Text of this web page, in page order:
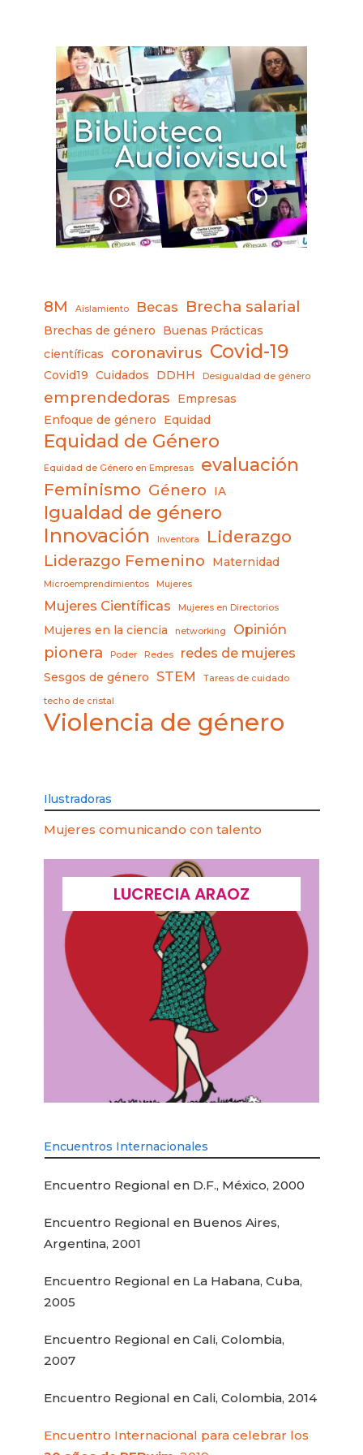
8M Aislamiento Becas Brecha salarial
Brechas de género
Buenas Prácticas
científicas
coronavirus Covid-19
Covid19 Cuidados DDHH Desigualdad de género
emprendedoras
Empresas
Enfoque de género
Equidad
Equidad de Género
Equidad de Género en Empresas evaluación
Feminismo Género IA
Igualdad de género
Innovación Inventora Liderazgo
Liderazgo Femenino Maternidad
Microemprendimientos Mujeres
Mujeres Científicas Mujeres en Directorios
Mujeres en la ciencia networking Opinión
pionera Poder Redes redes de mujeres
Sesgos de género STEM Tareas de cuidado
techo de cristal
Violencia de género
Ilustradoras
Mujeres comunicando con talento
LUCRECIA ARAOZ
Encuentros Internacionales
Encuentro Regional en D.F., México, 2000
Encuentro Regional en Buenos Aires,
Argentina, 2001
Encuentro Regional en La Habana, Cuba,
2005
Encuentro Regional en Cali, Colombia,
2007
Encuentro Regional en Cali, Colombia, 2014
Encuentro Internacional para celebrar los